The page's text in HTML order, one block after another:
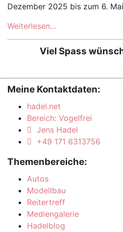
Dezember 2025 bis zum 6.
Weiterlesen...
Viel Spass
Meine Kontaktdaten:
hadel.net
Bereich: Vogelfrei
Jens Hadel
+49 171 6313756
Themenbereiche:
Autos
Modellbau
Reitertreff
Mediengalerie
Hadelblog